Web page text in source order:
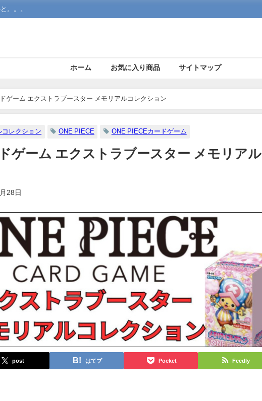
。。。
ホーム お気に入り商品 サイトマップ
ゲーム エクストラブースター メモリアルコレクション
コレクション ONE PIECE ONE PIECEカードゲーム
ゲーム エクストラブースター メモリアル
28日
post はてブ Pocket Feedly